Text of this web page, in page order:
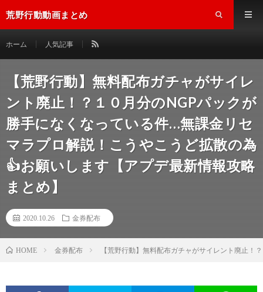
荒野行動動画まとめ
ホーム 人気記事
【荒野行動】無料配布ガチャがサイレ
ント廃止！？１０月分のNGPパックが
勝手になくなっている件…無課金リセ
マラプロ解説！こうやこうど拡散の為
👍お願いします【アプデ最新情報攻略
まとめ】
2020.10.26 金券配布
HOME 金券配布 【荒野行動】無料配布ガチャがサイレント廃止